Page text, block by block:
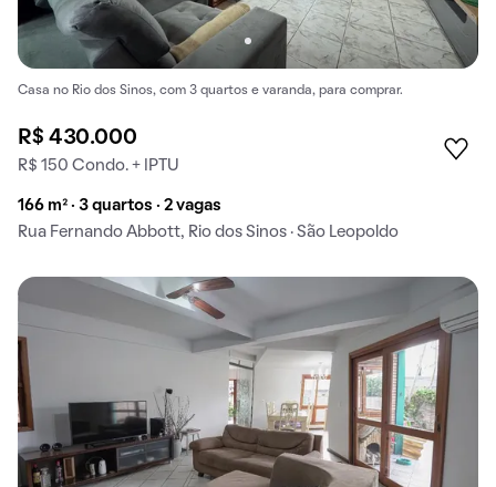
Casa no Rio dos Sinos, com 3 quartos e varanda, para comprar.
R$ 430.000
R$ 150 Condo. + IPTU
166 m² · 3 quartos · 2 vagas
Rua Fernando Abbott, Rio dos Sinos · São Leopoldo